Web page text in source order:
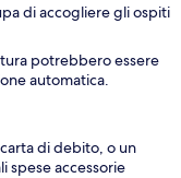
di accogliere gli ospiti
potrebbero essere
automatica.
di debito, o un
spese accessorie